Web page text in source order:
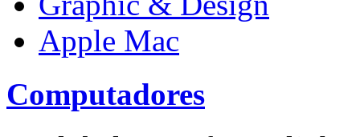
Apple Mac
Computadores